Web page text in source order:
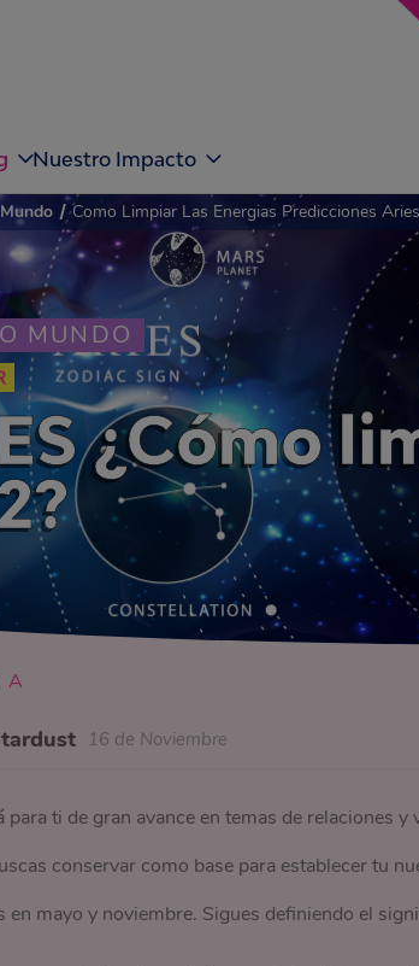
Nuestro Impacto
MUNDO
¿Cómo
/ Como Limpiar Las Energias Predicciones
A
16 de Noviembre
para ti de gran avance en temas de relaciones
conservar como base para establecer tu
en mayo y noviembre. Sigues definiendo el